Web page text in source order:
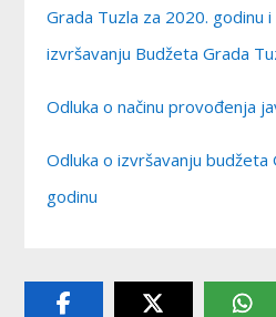
Grada Tuzla za 2020. godinu
izvršavanju Budžeta Grada
Odluka o načinu provođenja
Odluka o izvršavanju budžeta
godinu